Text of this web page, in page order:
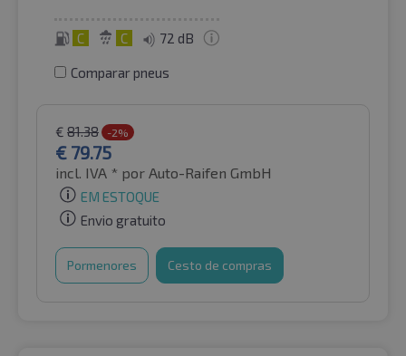
C C 72 dB
Comparar pneus
€ 81.38 -2%
€ 79.75
incl. IVA * por Auto-Raifen GmbH
EM ESTOQUE
Envio gratuito
Pormenores Cesto de compras